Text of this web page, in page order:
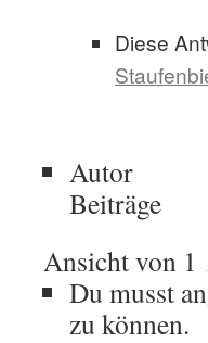
Diese
Autor
Beiträge
Ansicht von
Du musst
zu können.